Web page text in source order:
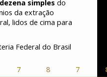
dezena simples do
da extração
lidos de cima para
Federal do Brasil
7 8 7